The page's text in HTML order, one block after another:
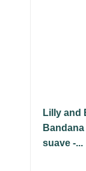
Lilly and
suave -...